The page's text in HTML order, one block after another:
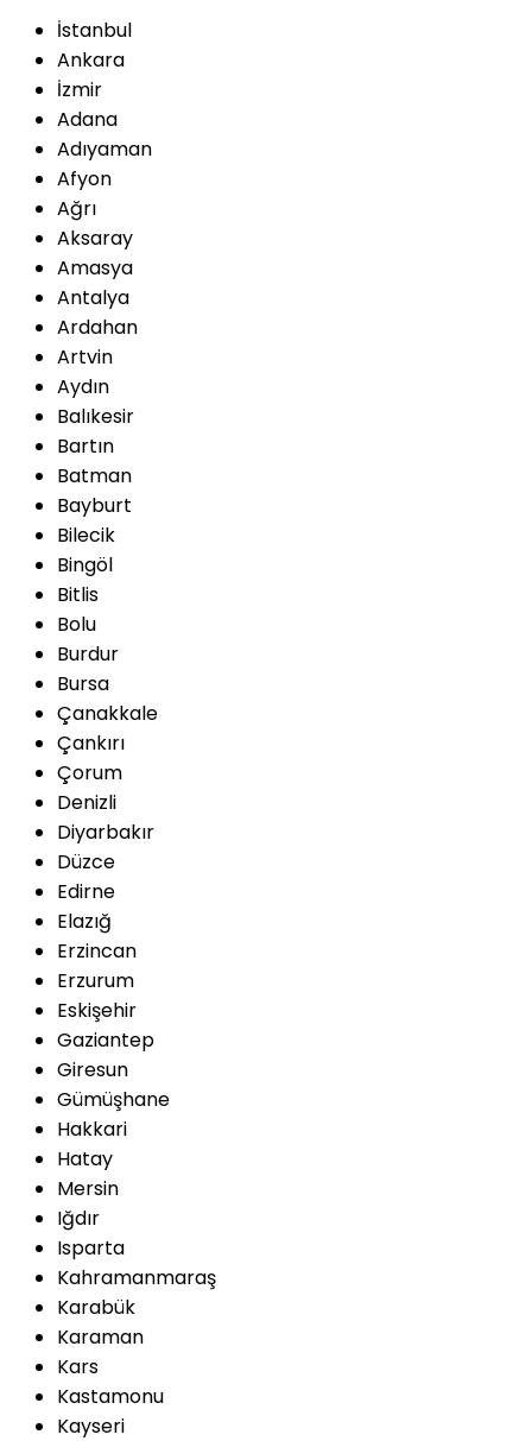
İstanbul
Ankara
İzmir
Adana
Adıyaman
Afyon
Ağrı
Aksaray
Amasya
Antalya
Ardahan
Artvin
Aydın
Balıkesir
Bartın
Batman
Bayburt
Bilecik
Bingöl
Bitlis
Bolu
Burdur
Bursa
Çanakkale
Çankırı
Çorum
Denizli
Diyarbakır
Düzce
Edirne
Elazığ
Erzincan
Erzurum
Eskişehir
Gaziantep
Giresun
Gümüşhane
Hakkari
Hatay
Mersin
Iğdır
Isparta
Kahramanmaraş
Karabük
Karaman
Kars
Kastamonu
Kayseri